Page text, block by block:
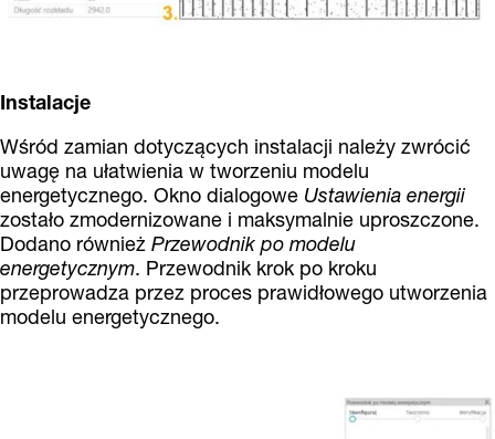
Instalacje
Wśród zamian dotyczących instalacji należy zwrócić
uwagę na ułatwienia w tworzeniu modelu
energetycznego. Okno dialogowe Ustawienia energii
zostało zmodernizowane i maksymalnie uproszczone.
Dodano również Przewodnik po modelu
energetycznym. Przewodnik krok po kroku
przeprowadza przez proces prawidłowego utworzenia
modelu energetycznego.